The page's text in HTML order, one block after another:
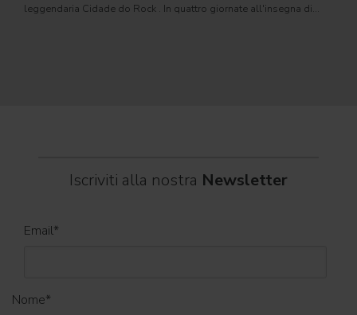
leggendaria Cidade do Rock . In quattro giornate all'insegna di
Iscriviti alla nostra Newsletter
Email*
Nome*